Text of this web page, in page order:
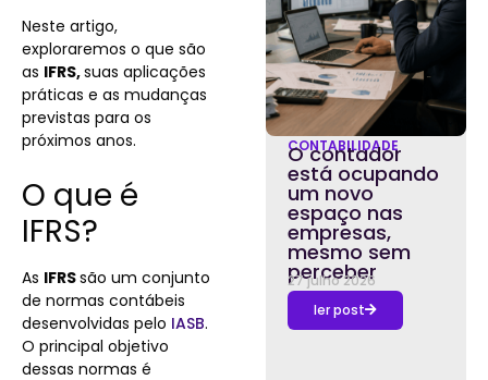
Neste artigo,
exploraremos o que são
as IFRS,suas aplicações
práticas e as mudanças
previstas para os
próximos anos.
O que é
IFRS?
As IFRSsão um conjunto
de normas contábeis
desenvolvidas pelo IASB.
O principal objetivo
dessas normas é
CONTABILIDADE
O contador
está ocupando
um novo
espaço nas
empresas,
mesmo sem
perceber
27 julho 2026
ler post